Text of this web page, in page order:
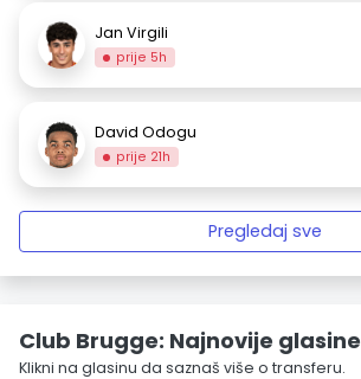
Jan Virgili
prije 5h
David Odogu
prije 21h
Pregledaj sve
Club Brugge: Najnovije glasine
Klikni na glasinu da saznaš više o transferu.